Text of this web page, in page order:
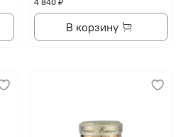
В корзину